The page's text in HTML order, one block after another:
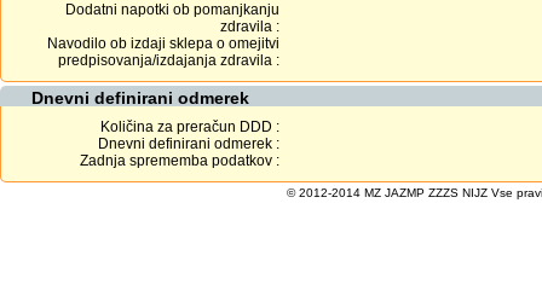
Dodatni napotki ob pomanjkanju
zdravila :
Navodilo ob izdaji sklepa o omejitvi
predpisovanja/izdajanja zdravila :
Dnevni definirani odmerek
Količina za preračun DDD :
Dnevni definirani odmerek :
Zadnja sprememba podatkov :
© 2012-2014 MZ JAZMP ZZZS NIJZ Vse